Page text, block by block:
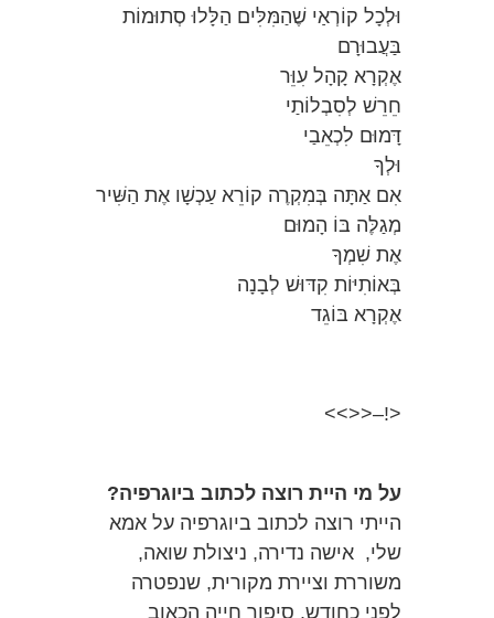
וּלְכָל קוֹרְאַי שֶׁהַמִּלִּים הַלָּלוּ סְתוּמוֹת
בַּעֲבוּרָם
אֶקְרָא קָהָל עִוֵּר
חֵרֵשׁ לְסִבְלוֹתַי
דָּמוּם לִכְאֵבַי
וּלְךָ
אִם אַתָּה בְּמִקְרֶה קוֹרֵא עַכְשָׁו אֶת הַשִּׁיר
מְגַלֶּה בּוֹ הָמוּם
אֶת שִׁמְךָ
בְּאוֹתִיּוֹת קִדּוּשׁ לְבָנָה
אֶקְרָא בּוֹגֵד
<!–<<>>
על מי היית רוצה לכתוב ביוגרפיה?
הייתי רוצה לכתוב ביוגרפיה על אמא
שלי, אישה נדירה, ניצולת שואה,
משוררת וציירת מקורית, שנפטרה
לפני כחודש. סיפור חייה הכאוב